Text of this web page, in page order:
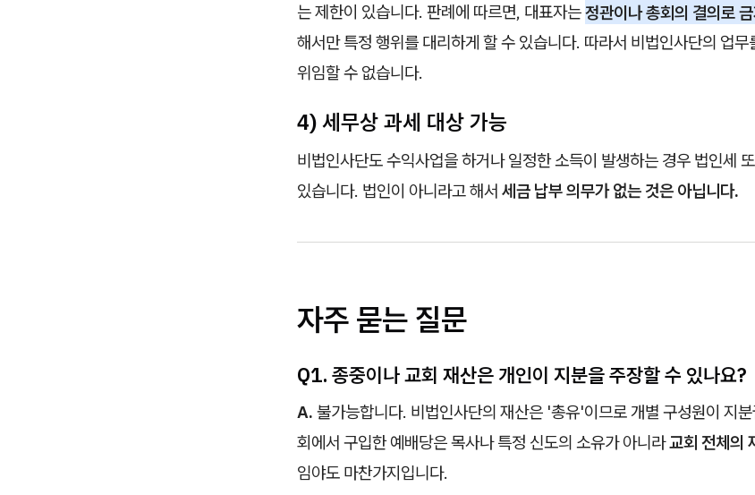
는 제한이 있습니다. 판례에 따르면, 대표자는정관이나 총회의 결의로
해서만 특정 행위를 대리하게 할 수 있습니다. 따라서 비법인사단의 업
위임할 수 없습니다.
4) 세무상 과세 대상 가능
비법인사단도 수익사업을 하거나 일정한 소득이 발생하는 경우 법인세
있습니다. 법인이 아니라고 해서 세금 납부 의무가 없는 것은 아닙니다.
자주 묻는 질문
Q1. 종중이나 교회 재산은 개인이 지분을 주장할 수 있나요?
A. 불가능합니다. 비법인사단의 재산은 '총유'이므로 개별 구성원이 지
회에서 구입한 예배당은 목사나 특정 신도의 소유가 아니라교회 전체의
임야도 마찬가지입니다.